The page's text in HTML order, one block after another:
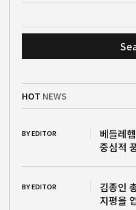
HOT NEWS
BY EDITOR
베들레
중심적
BY EDITOR
김종인
지평을